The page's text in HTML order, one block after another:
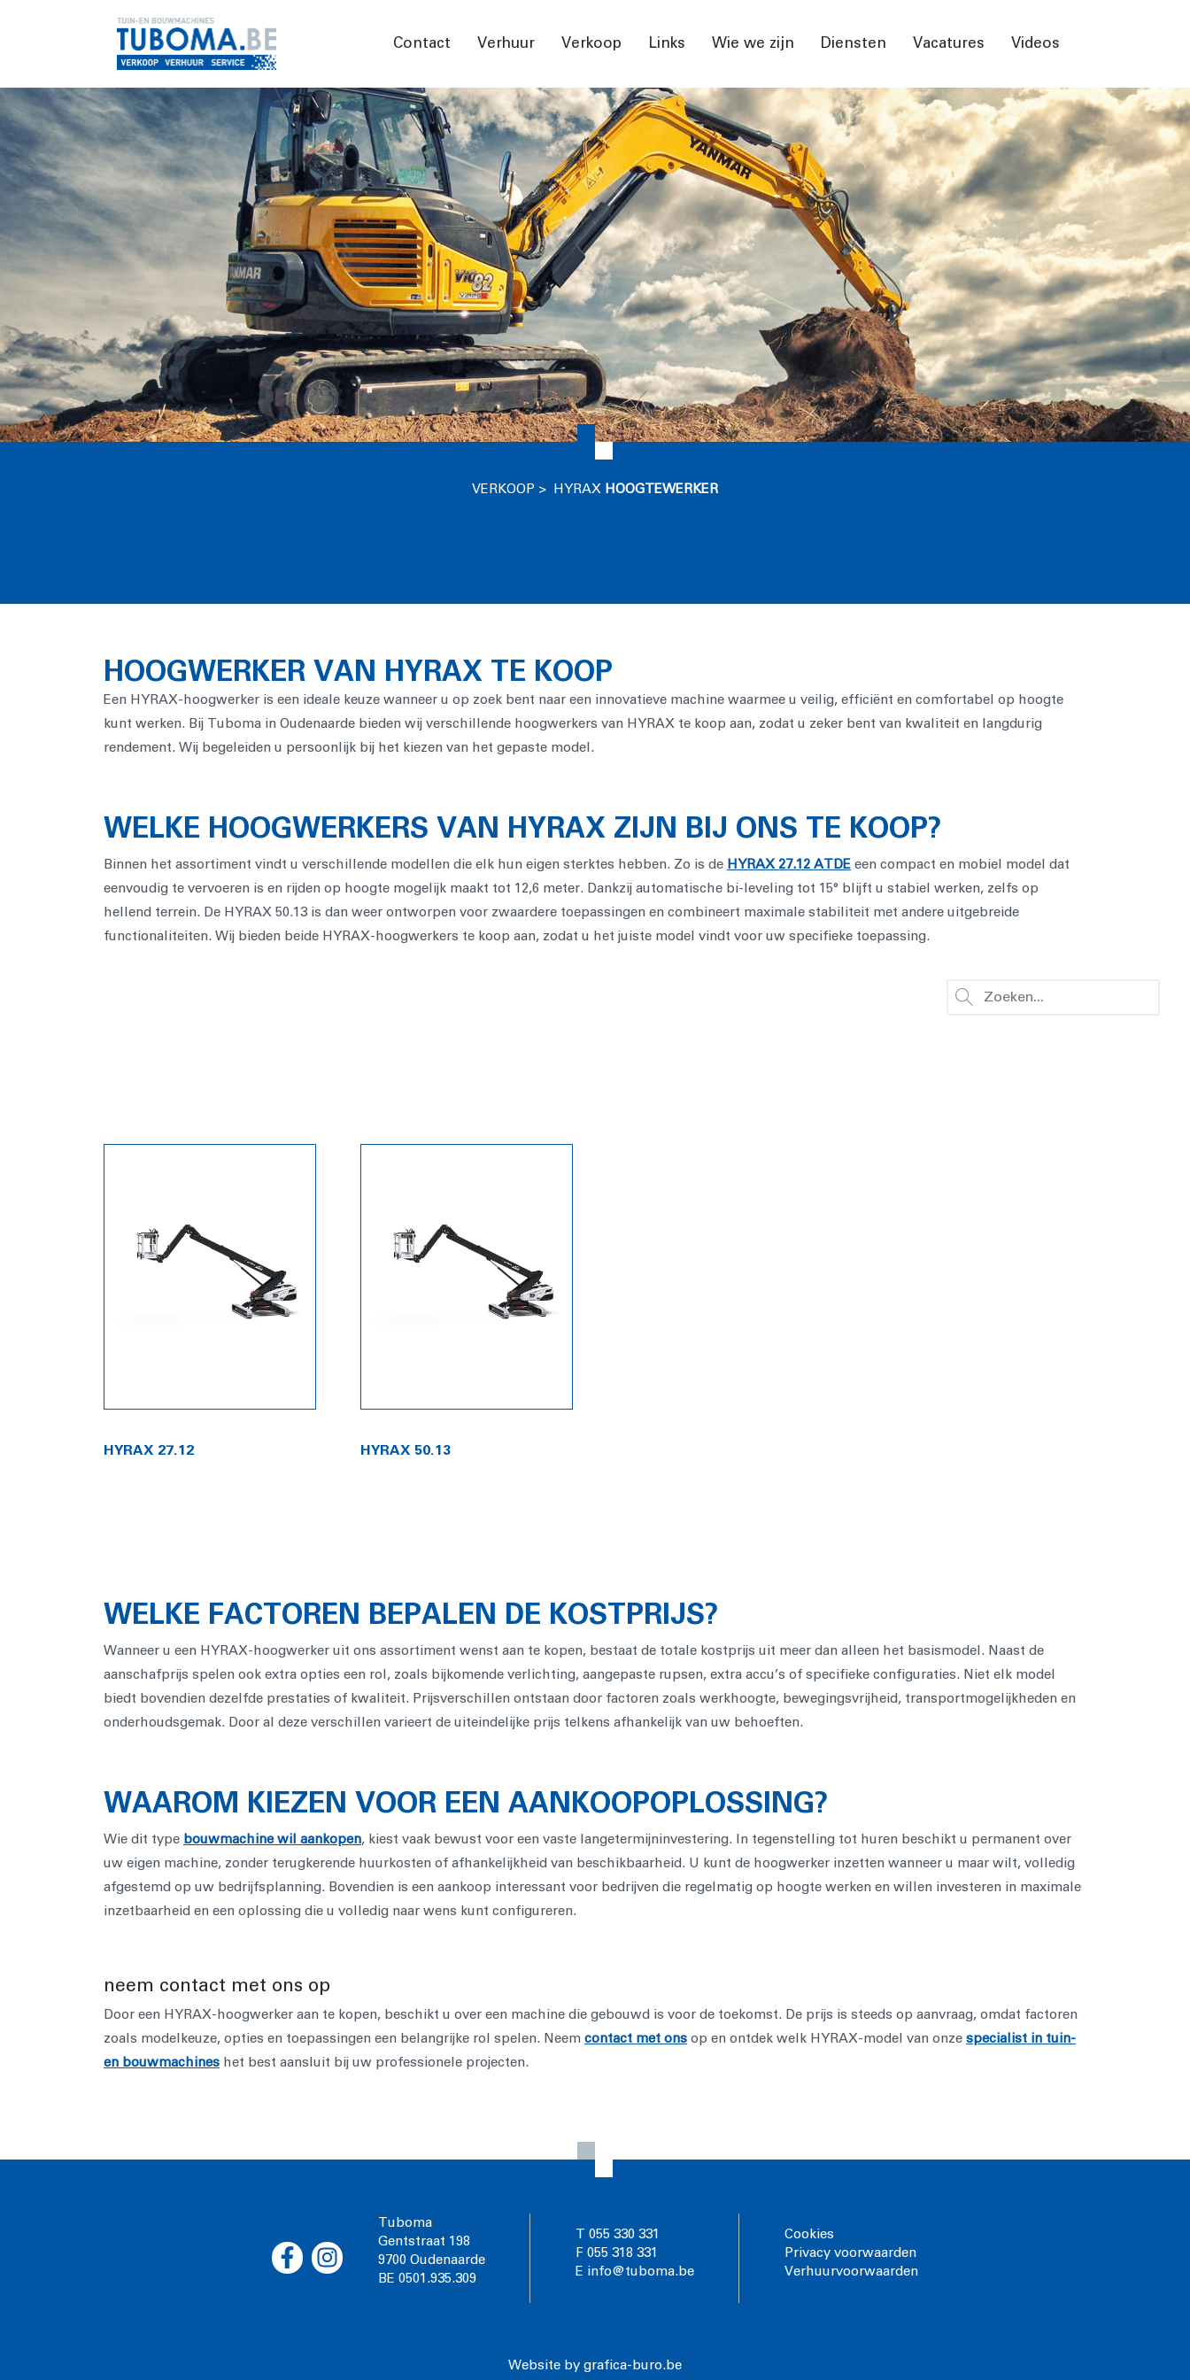
Contact Verhuur Verkoop Links Wie we zijn Diensten Vacatures Videos
VERKOOP > HYRAX HOOGTEWERKER
HOOGWERKER VAN HYRAX TE KOOP
Een HYRAX-hoogwerker is een ideale keuze wanneer u op zoek bent naar een innovatieve machine waarmee u veilig, efficiënt en comfortabel op hoogte
kunt werken. Bij Tuboma in Oudenaarde bieden wij verschillende hoogwerkers van HYRAX te koop aan, zodat u zeker bent van kwaliteit en langdurig
rendement. Wij begeleiden u persoonlijk bij het kiezen van het gepaste model.
WELKE HOOGWERKERS VAN HYRAX ZIJN BIJ ONS TE KOOP?
Binnen het assortiment vindt u verschillende modellen die elk hun eigen sterktes hebben. Zo is de HYRAX 27.12 ATDE een compact en mobiel model dat
eenvoudig te vervoeren is en rijden op hoogte mogelijk maakt tot 12,6 meter. Dankzij automatische bi-leveling tot 15° blijft u stabiel werken, zelfs op
hellend terrein. De HYRAX 50.13 is dan weer ontworpen voor zwaardere toepassingen en combineert maximale stabiliteit met andere uitgebreide
functionaliteiten. Wij bieden beide HYRAX-hoogwerkers te koop aan, zodat u het juiste model vindt voor uw specifieke toepassing.
HYRAX 27.12 HYRAX 50.13
WELKE FACTOREN BEPALEN DE KOSTPRIJS?
Wanneer u een HYRAX-hoogwerker uit ons assortiment wenst aan te kopen, bestaat de totale kostprijs uit meer dan alleen het basismodel. Naast de
aanschafprijs spelen ook extra opties een rol, zoals bijkomende verlichting, aangepaste rupsen, extra accu’s of specifieke configuraties. Niet elk model
biedt bovendien dezelfde prestaties of kwaliteit. Prijsverschillen ontstaan door factoren zoals werkhoogte, bewegingsvrijheid, transportmogelijkheden en
onderhoudsgemak. Door al deze verschillen varieert de uiteindelijke prijs telkens afhankelijk van uw behoeften.
WAAROM KIEZEN VOOR EEN AANKOOPOPLOSSING?
Wie dit type bouwmachine wil aankopen, kiest vaak bewust voor een vaste langetermijninvestering. In tegenstelling tot huren beschikt u permanent over
uw eigen machine, zonder terugkerende huurkosten of afhankelijkheid van beschikbaarheid. U kunt de hoogwerker inzetten wanneer u maar wilt, volledig
afgestemd op uw bedrijfsplanning. Bovendien is een aankoop interessant voor bedrijven die regelmatig op hoogte werken en willen investeren in maximale
inzetbaarheid en een oplossing die u volledig naar wens kunt configureren.
neem contact met ons op
Door een HYRAX-hoogwerker aan te kopen, beschikt u over een machine die gebouwd is voor de toekomst. De prijs is steeds op aanvraag, omdat factoren
zoals modelkeuze, opties en toepassingen een belangrijke rol spelen. Neem contact met ons op en ontdek welk HYRAX-model van onze specialist in tuin-
en bouwmachines het best aansluit bij uw professionele projecten.
T 055 330 331
F 055 318 331
E info@tuboma.be
Cookies
Privacy voorwaarden
Verhuurvoorwaarden
Tuboma
Gentstraat 198
9700 Oudenaarde
BE 0501.935.309
Website by grafica-buro.be